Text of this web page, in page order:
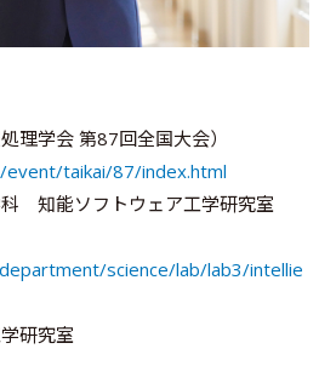
理学会 第87回全国大会）
taikai/87/index.html
知能ソフトウェア工学研究室
science/lab/lab3/intellie
研究室